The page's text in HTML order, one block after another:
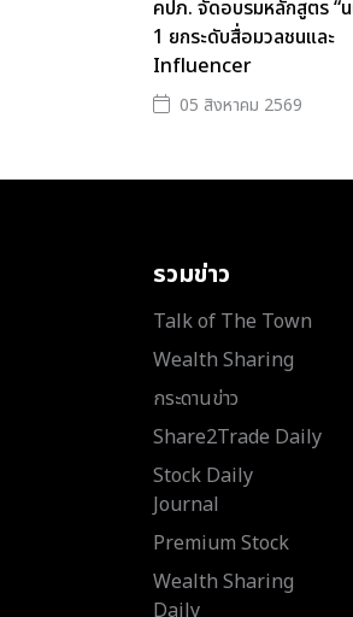
คปภ. จัดอบรมหลักสูตร “
1 ยกระดับสื่อมวลชนและ
Influencer
05 สิงหาคม 2569
รวมข่าว
Talk of The Town
Wealth Sharing
กระดานข่าว
Share2Trade Daily
Stock Daily
Journal
Premium Stock
Wealth Sharing